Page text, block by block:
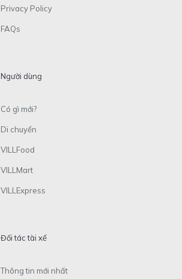
Privacy Policy
FAQs
Người dùng
Có gì mới?
Di chuyển
VILLFood
VILLMart
VILLExpress
Đối tác tài xế
Thông tin mới nhất